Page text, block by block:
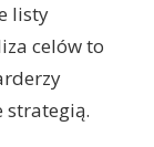
listy
celów to
strategią.